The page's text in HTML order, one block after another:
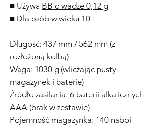
■ Używa BB o wadze 0,12 g
■ Dla osób w wieku 10+
Długość: 437 mm / 562 mm (z
rozłożoną kolbą)
Waga: 1030 g (wliczając pusty
magazynek i baterie)
Źródło zasilania: 6 baterii alkalicznych
AAA (brak w zestawie)
Pojemność magazynka: 140 naboi